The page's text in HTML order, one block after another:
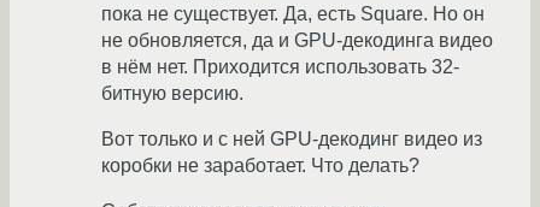
пока не существует. Да, есть Square. Но он
не обновляется, да и GPU-декодинга видео
в нём нет. Приходится использовать 32-
битную версию.
Вот только и с ней GPU-декодинг видео из
коробки не заработает. Что делать?